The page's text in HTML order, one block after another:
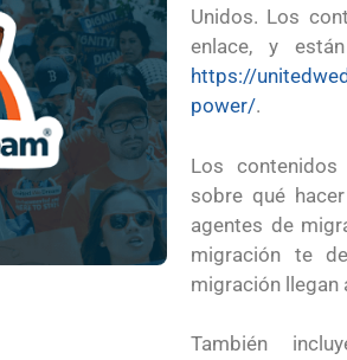
Unidos. Los
enlace, y
https://
power/.
Los
sobre qué
agentes de
migración te
migración llegan
También